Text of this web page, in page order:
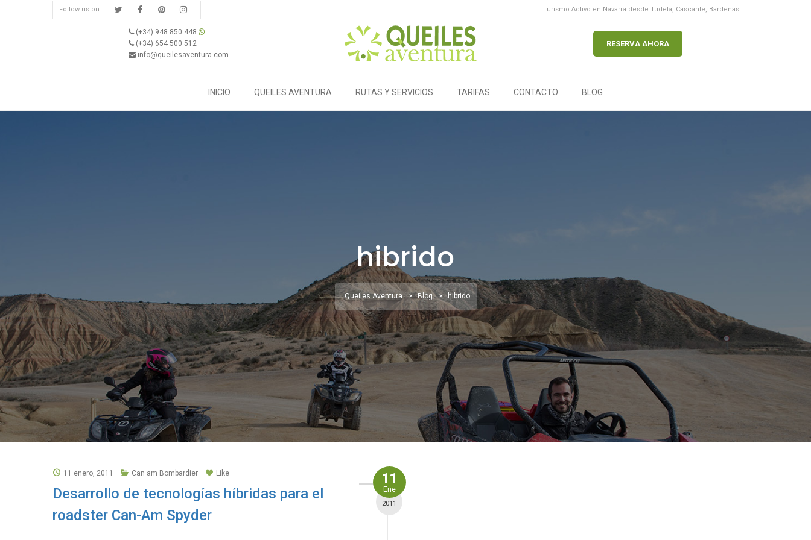
Follow us on: Turismo Activo en Navarra desde Tudela, Cascante, Bardenas…
(+34) 948 850 448
(+34) 654 500 512
info@queilesaventura.com
RESERVA AHORA
INICIO QUEILES AVENTURA RUTAS Y SERVICIOS TARIFAS CONTACTO BLOG
hibrido
Queiles Aventura > Blog > hibrido
11
Ene
2011
11 enero, 2011 Can am Bombardier Like
Desarrollo de tecnologías híbridas para el
roadster Can-Am Spyder